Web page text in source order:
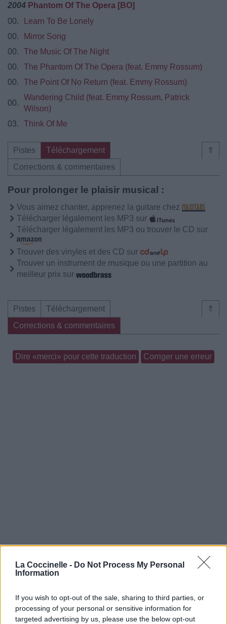
La Coccinelle - Do Not Process My Personal
Information
If you wish to opt-out of the sale, sharing to third parties, or
processing of your personal or sensitive information for
targeted advertising by us, please use the below opt-out
2004 Phantom Of The Opera [BO]
00.
Learn To Be Lonely
00.
Mirror Song
00.
The Music Of The Night
00.
The Phantom Of The Opera (feat. Emmy Rossum)
00.
The Point Of No Return (feat. Emmy Rossum)
00.
Wandering Child (feat. Emmy Rossum, Patrick
Wilson)
03.
Think Of Me
⇑
Pistes
Téléchargement
Corrections & commentaires
Pour prolonger le plaisir musical :
Vous aimez chanter, apprenez la guitare chez
Télécharger légalement les MP3 sur
Télécharger légalement les MP3 ou trouver le CD sur
Trouver des vinyles et des CD sur
Trouver un instrument de musique ou une partition au
meilleur prix sur
⇑
Pistes
Téléchargement
Corrections & commentaires
Dire «merci» pour cette traduction Corriger une erreur